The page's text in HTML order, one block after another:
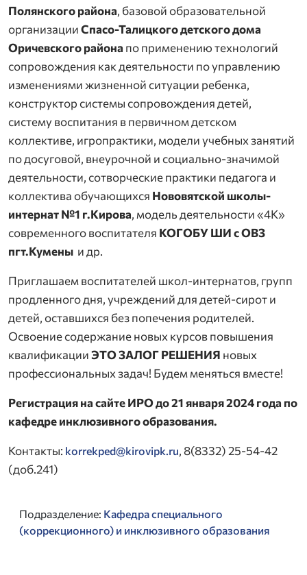
Полянского района, базовой образовательной
организацииСпасо-Талицкого детского дома
Оричевского района по применению технологий
сопровождения как деятельности по управлению
изменениями жизненной ситуации ребенка,
конструктор системы сопровождения детей,
систему воспитания в первичном детском
коллективе, игропрактики, модели учебных занятий
по досуговой, внеурочной и социально-значимой
деятельности, сотворческие практики педагога и
коллектива обучающихся Нововятской школы-
интернат №1 г.Кирова, модель деятельности «4К»
современного воспитателя КОГОБУ ШИ с ОВЗ
пгт.Кумены и др.
Приглашаем воспитателей школ-интернатов, групп
продленного дня, учреждений для детей-сирот и
детей, оставшихся без попечения родителей.
Освоение содержание новых курсов повышения
квалификацииЭТО ЗАЛОГ РЕШЕНИЯ новых
профессиональных задач! Будем меняться вместе!
Регистрация на сайте ИРО до 21 января 2024 года по
кафедре инклюзивного образования.
Контакты: korrekped@kirovipk.ru, 8(8332) 25-54-42
(доб.241)
Подразделение: Кафедра специального
(коррекционного) и инклюзивного образования